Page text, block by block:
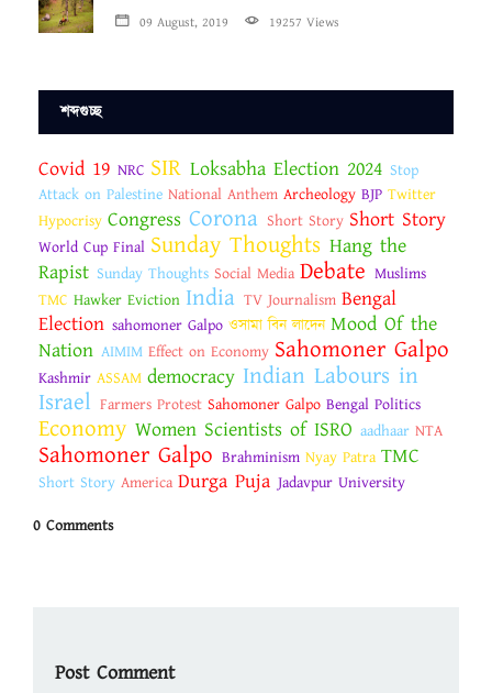
09 August, 2019 19257 Views
শব্দগুচ্ছ
Covid 19 NRC SIR Loksabha Election 2024 Stop
Attack on Palestine National Anthem Archeology BJP Twitter
Hypocrisy Congress Corona Short Story Short Story
World Cup Final Sunday Thoughts Hang the
Rapist Sunday Thoughts Social Media Debate Muslims
TMC Hawker Eviction India TV Journalism Bengal
Election sahomoner Galpo ওসামা বিন লাদেন Mood Of the
Nation AIMIM Effect on Economy Sahomoner Galpo
Kashmir ASSAM democracy Indian Labours in
Israel Farmers Protest Sahomoner Galpo Bengal Politics
Economy Women Scientists of ISRO aadhaar NTA
Sahomoner Galpo Brahminism Nyay Patra TMC
Short Story America Durga Puja Jadavpur University
0 Comments
Post Comment